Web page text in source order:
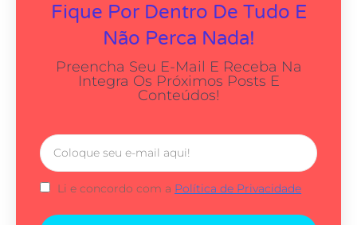
Fique Por Dentro De Tudo E
Não Perca Nada!
Preencha Seu E-Mail E Receba Na
Integra Os Próximos Posts E
Conteúdos!
Li e concordo com a Política de Privacidade